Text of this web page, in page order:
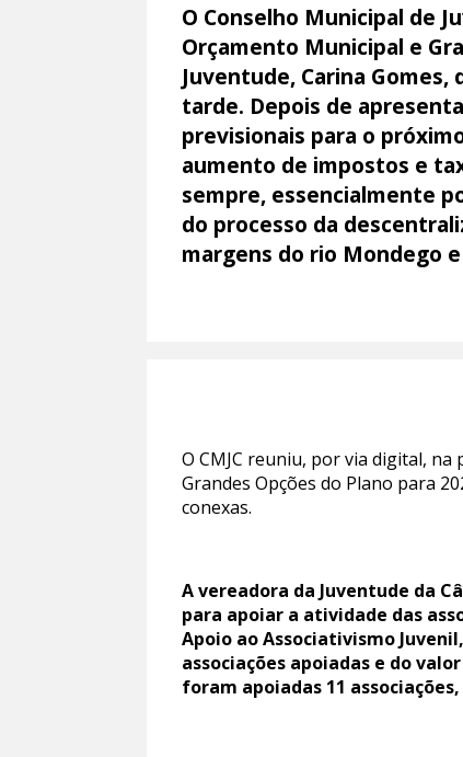
O Conselho Municipal de
Orçamento Municipal e
Juventude, Carina
tarde. Depois de
previsionais para o
aumento de impostos e
sempre, essencialmente
do processo da
margens do rio Mondego
O CMJC reuniu, por via digital,
Grandes Opções do Plano para
conexas.
A vereadora da Juventude da
para apoiar a atividade das
Apoio ao Associativismo
associações apoiadas e do
foram apoiadas 11